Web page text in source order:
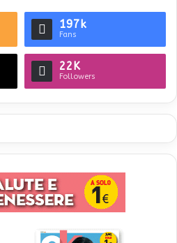
197k
Fans
22K
Followers